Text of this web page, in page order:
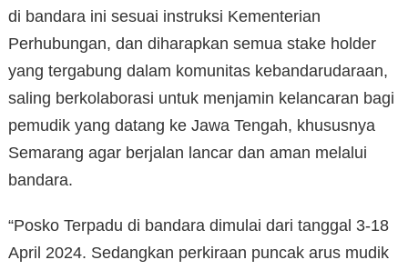
di bandara ini sesuai instruksi Kementerian
Perhubungan, dan diharapkan semua stake holder
yang tergabung dalam komunitas kebandarudaraan,
saling berkolaborasi untuk menjamin kelancaran bagi
pemudik yang datang ke Jawa Tengah, khususnya
Semarang agar berjalan lancar dan aman melalui
bandara.
“Posko Terpadu di bandara dimulai dari tanggal 3-18
April 2024. Sedangkan perkiraan puncak arus mudik